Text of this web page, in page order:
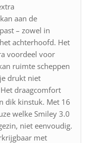
aan de
– zowel in
achterhoofd. Het
voordeel voor
ruimte scheppen
drukt niet
draagcomfort
dik kinstuk. Met 16
welke Smiley 3.0
niet eenvoudig.
met